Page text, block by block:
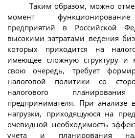
Таким образом, можно
момент
предприятий в Российской
высокими затратами ведения
которых приходится на
имеющее сложную структуру и
свою очередь, требует
налоговой политики со
налогового
предпринимателя. При анализе
нагрузки, приходящуюся на
очевидной необходимость
учета и планирования